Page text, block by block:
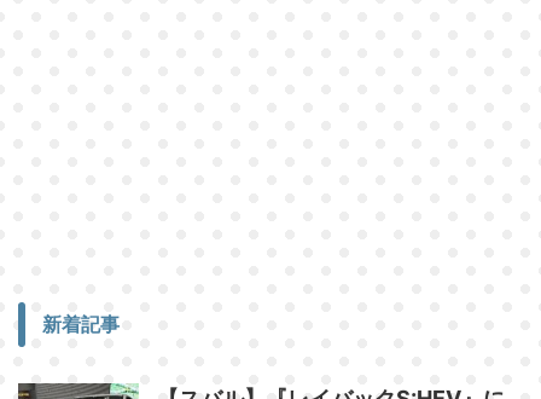
新着記事